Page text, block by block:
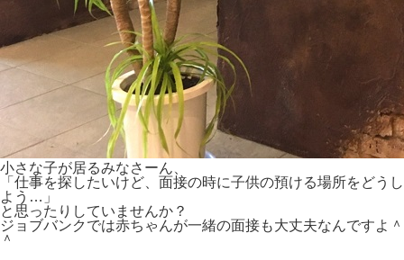
小さな子が居るみなさーん、
「仕事を探したいけど、面接の時に子供の預ける場所をどうし
よう…」
と思ったりしていませんか？
ジョブバンクでは赤ちゃんが一緒の面接も大丈夫なんですよ＾
＾